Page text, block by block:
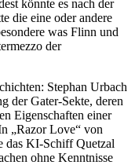
könnte es nach der
die eine oder andere
was Flinn und
der
Stephan Urbach
der Gater-Sekte, deren
Eigenschaften einer
„Razor Love“ von
das KI-Schiff Quetzal
ohne Kenntnisse